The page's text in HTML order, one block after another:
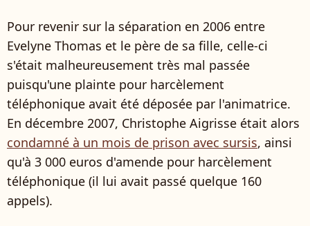
Pour revenir sur la séparation en 2006 entre
Evelyne Thomas et le père de sa fille, celle-ci
s'était malheureusement très mal passée
puisqu'une plainte pour harcèlement
téléphonique avait été déposée par l'animatrice.
En décembre 2007, Christophe Aigrisse était alors
condamné à un mois de prison avec sursis, ainsi
qu'à 3 000 euros d'amende pour harcèlement
téléphonique (il lui avait passé quelque 160
appels).